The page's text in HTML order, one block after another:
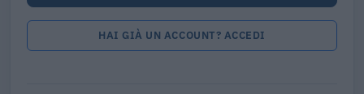
HAI GIÀ UN ACCOUNT? ACCEDI